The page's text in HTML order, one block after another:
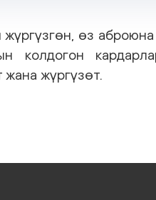
өз
колдогон
жүргүзөт.